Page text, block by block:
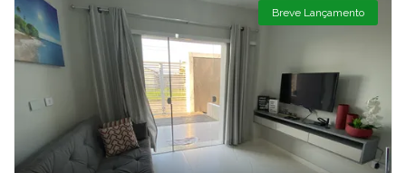
Breve Lançamento